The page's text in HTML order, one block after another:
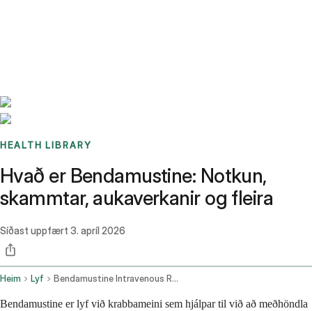
HEALTH LIBRARY
Hvað er Bendamustine: Notkun,
skammtar, aukaverkanir og fleira
Síðast uppfært 3. apríl 2026
Heim Lyf Bendamustine Intravenous Route
Bendamustine er lyf við krabbameini sem hjálpar til við að meðhöndla